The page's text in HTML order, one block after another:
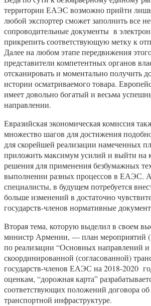
территории ЕАЭС возможно прийти лишь
любой экспортер сможет заполнить все
сопроводительные документы в
прикрепить соответствующую метку к
Далее на любом этапе передвижения
представители компетентных органов
отсканировать и моментально получить
истории осматриваемого товара.
имеет довольно богатый и весьма
направлении.
Евразийская экономическая комиссия
множество шагов для достижения
для скорейшей реализации намеченных
приложить максимум усилий и выйти на
решения для применения безбумажных
выполнении разных процессов в ЕАЭС.
специалисты, в будущем потребуется
больше изменений в достаточно
государств-членов нормативные
Вторая тема, которую выделил в своем
министр Армении, — план мероприятий
по реализации “Основных направлений и
скоординированной (согласованной)
государств-членов ЕАЭС на 2018-2020
оценкам, “дорожная карта”
соответствующих положений договора об
транспортной инфраструктуре.